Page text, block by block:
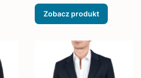
Zobacz produkt